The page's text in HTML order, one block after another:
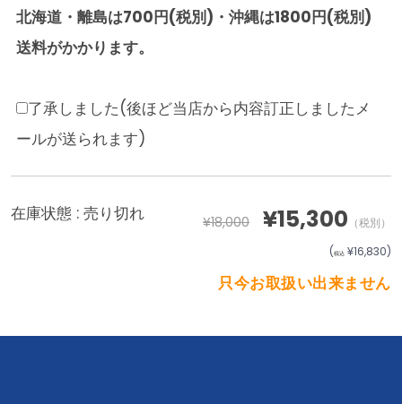
北海道・離島は700円(税別)・沖縄は1800円(税別)
送料がかかります。
了承しました(後ほど当店から内容訂正しましたメ
ールが送られます)
在庫状態 :売り切れ ¥18,000 ¥15,300 （税別）
(税込 ¥16,830)
只今お取扱い出来ません